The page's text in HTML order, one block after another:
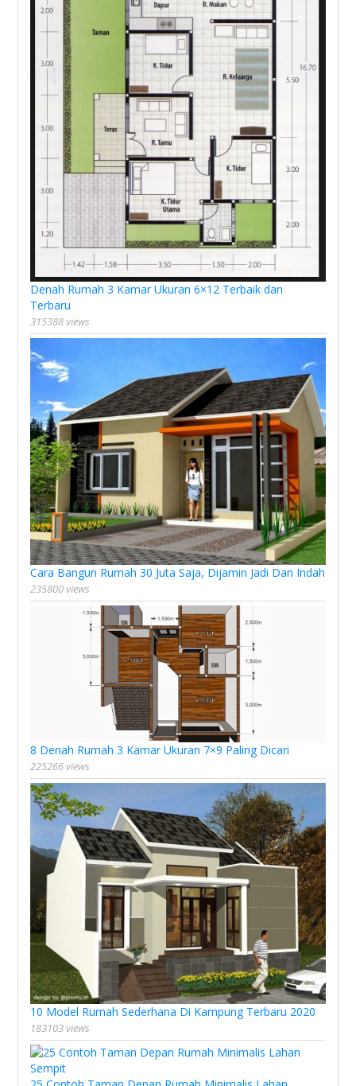
Denah Rumah 3 Kamar Ukuran 6×12 Terbaik dan
Terbaru
315388 views
Cara Bangun Rumah 30 Juta Saja, Dijamin Jadi Dan Indah
235800 views
8 Denah Rumah 3 Kamar Ukuran 7×9 Paling Dicari
225266 views
10 Model Rumah Sederhana Di Kampung Terbaru 2020
183103 views